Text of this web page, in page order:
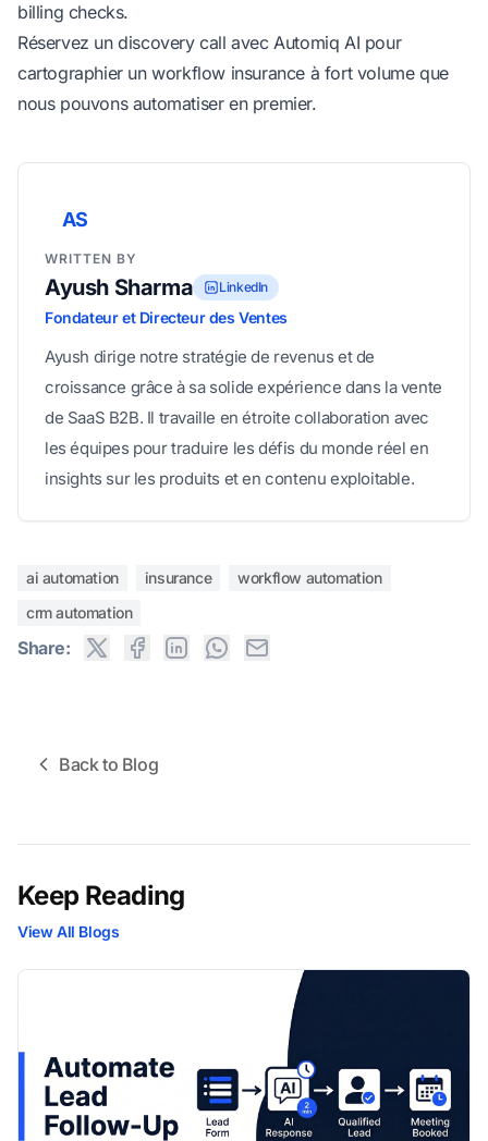
billing checks.
Réservez un discovery call avecAutomiq AI pour
cartographier un workflow insurance à fort volume que
nous pouvons automatiser en premier.
AS
WRITTEN BY
Ayush Sharma LinkedIn
Fondateur et Directeur des Ventes
Ayush dirige notre stratégie de revenus et de
croissance grâce à sa solide expérience dans la vente
de SaaS B2B. Il travaille en étroite collaboration avec
les équipes pour traduire les défis du monde réel en
insights sur les produits et en contenu exploitable.
ai automation insurance
workflow automation
crm automation
Share:
Back to Blog
Keep Reading
View All Blogs